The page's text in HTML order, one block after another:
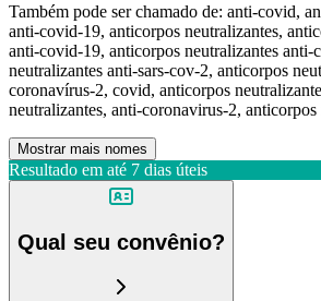
Também pode ser chamado de: anti-covid,
anti-covid-19, anticorpos neutralizantes,
anti-covid-19, anticorpos neutralizantes anti-
neutralizantes anti-sars-cov-2, anticorpos
coronavírus-2, covid, anticorpos
neutralizantes, anti-coronavirus-2, anticorpos
Mostrar mais nomes
Resultado em até 7 dias úteis
Qual seu convênio?